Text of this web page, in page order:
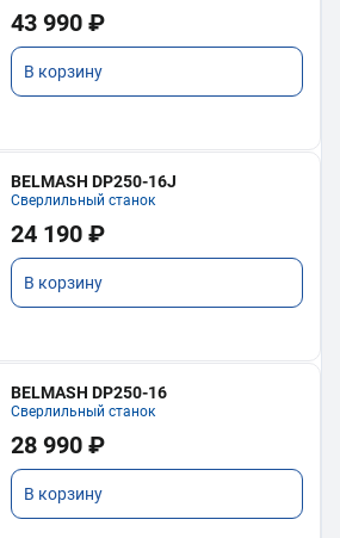
43 990 ₽
В корзину
BELMASH DP250-16J
Сверлильный станок
24 190 ₽
В корзину
BELMASH DP250-16
Сверлильный станок
28 990 ₽
В корзину